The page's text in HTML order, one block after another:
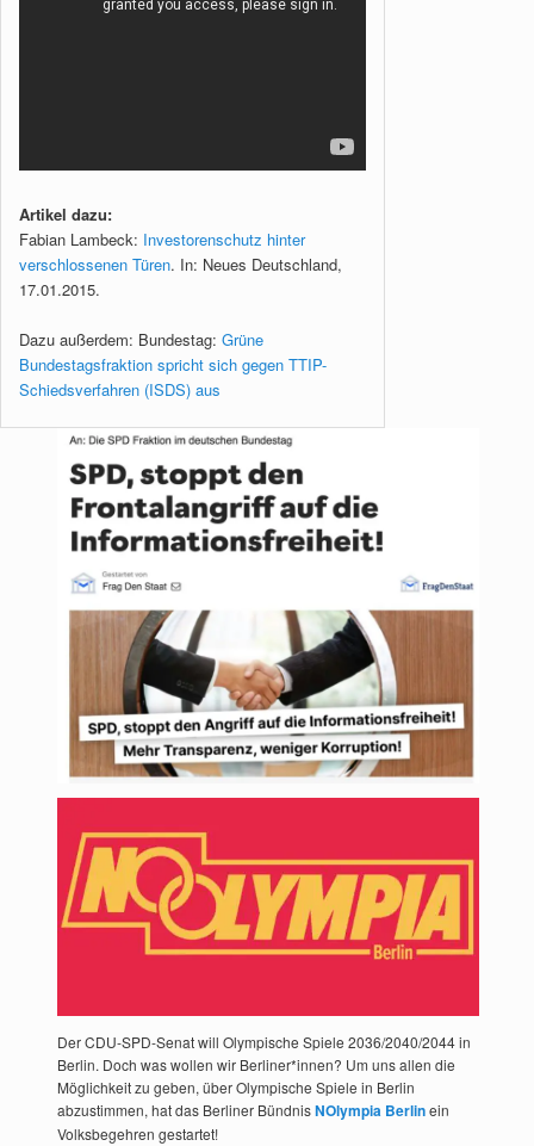
Artikel dazu:
Fabian Lambeck: Investorenschutz hinter
verschlossenen Türen. In: Neues Deutschland,
17.01.2015.
Dazu außerdem: Bundestag: Grüne
Bundestagsfraktion spricht sich gegen TTIP-
Schiedsverfahren (ISDS) aus
Der CDU-SPD-Senat will Olympische Spiele 2036/2040/2044 in
Berlin. Doch was wollen wir Berliner*innen? Um uns allen die
Möglichkeit zu geben, über Olympische Spiele in Berlin
abzustimmen, hat das Berliner BündnisNOlympia Berlinein
Volksbegehren gestartet!